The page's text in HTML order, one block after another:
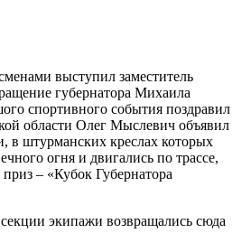
выступил заместитель
губернатора Михаила
спортивного события поздравил
области Олег Мыслевич объявил
в штурманских креслах которых
огня и двигались по трассе,
– «Кубок Губернатора
экипажи возвращались сюда